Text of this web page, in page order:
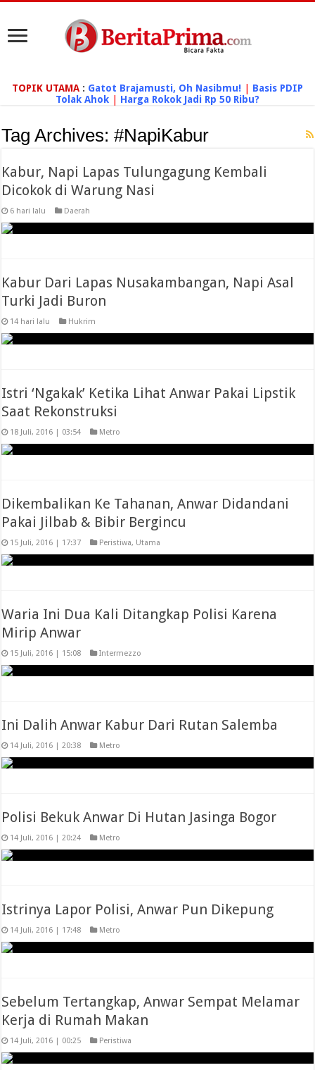
TOPIK UTAMA : Gatot Brajamusti, Oh Nasibmu!
Basis PDIP
Tolak Ahok
Harga Rokok Jadi Rp 50 Ribu?
Tag Archives:#NapiKabur
Kabur, Napi Lapas Tulungagung Kembali
Dicokok di Warung Nasi
6 hari lalu Daerah
Kabur Dari Lapas Nusakambangan, Napi Asal
Turki Jadi Buron
14 hari lalu Hukrim
Istri ‘Ngakak’ Ketika Lihat Anwar Pakai Lipstik
Saat Rekonstruksi
18 Juli, 2016 | 03:54 Metro
Dikembalikan Ke Tahanan, Anwar Didandani
Pakai Jilbab & Bibir Bergincu
15 Juli, 2016 | 17:37 Peristiwa, Utama
Waria Ini Dua Kali Ditangkap Polisi Karena
Mirip Anwar
15 Juli, 2016 | 15:08 Intermezzo
Ini Dalih Anwar Kabur Dari Rutan Salemba
14 Juli, 2016 | 20:38 Metro
Polisi Bekuk Anwar Di Hutan Jasinga Bogor
14 Juli, 2016 | 20:24 Metro
Istrinya Lapor Polisi, Anwar Pun Dikepung
14 Juli, 2016 | 17:48 Metro
Sebelum Tertangkap, Anwar Sempat Melamar
Kerja di Rumah Makan
14 Juli, 2016 | 00:25 Peristiwa